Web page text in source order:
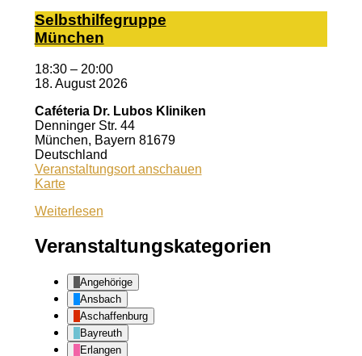
Selbst­hil­fe­grup­pe
Mün­chen
18:30 – 20:00
18. August 2026
Caféteria Dr. Lubos Kliniken
Denninger Str. 44
München, Bayern 81679
Deutschland
Veranstaltungsort anschauen
KarteCaféteria
Lubos
Weiterlesen
Veranstaltungskategorien
Angehörige
Ansbach
Aschaffenburg
Bayreuth
Erlangen